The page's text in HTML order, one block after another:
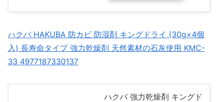
ハクバ HAKUBA 防カビ 防湿剤 キングドライ (30g×4個
入) 長寿命タイプ 強力乾燥剤 天然素材の石灰使用 KMC-
33 4977187330137
ハクバ 強力乾燥剤 キングド